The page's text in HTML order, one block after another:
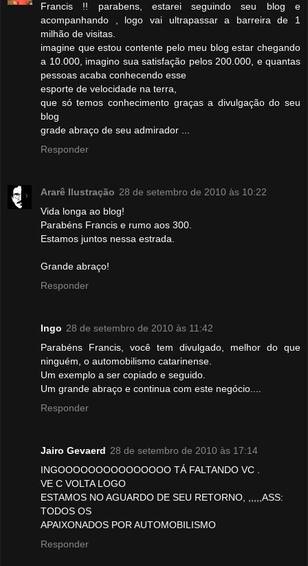
Francis !! parabens, estarei seguindo seu blog e
acompanhando , logo vai ultrapassar a barreira de 1
milhão de visitas.
imagine que estou contente pelo meu blog estar chegando
a 10.000, imagino sua satisfação pelos 200.000, e quantas
pessoas acaba conhecendo esse
esporte de velocidade na terra,
que só temos conhecimento graças a divulgação do seu
blog
grade abraço de seu admirador ...
Responder
Ararê Ilustração 28 de setembro de 2010 às 10:22
Vida longa ao blog!
Parabéns Francis e rumo aos 300.
Estamos juntos nessa estrada.
Grande abraço!
Responder
Ingo 28 de setembro de 2010 às 11:42
Parabéns Francis, você tem divulgado, melhor do que
ninguém, o automobilismo catarinense.
Um exemplo a ser copiado e seguido.
Um grande abraço e continua com este negócio....
Responder
Jairo Gevaerd 28 de setembro de 2010 às 17:14
INGOOOOOOOOOOOOOOO TÁ FALTANDO VC .
VE C VOLTA LOGO
ESTAMOS NO AGUARDO DE SEU RETORNO, ,,,,,ASS:
TODOS OS
APAIXONADOS POR AUTOMOBILISMO
Responder